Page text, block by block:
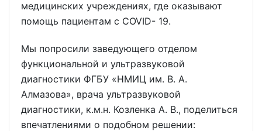
медицинских учреждениях, где оказывают
помощь пациентам с COVID- 19.
Мы попросили заведующего отделом
функциональной и ультразвуковой
диагностики ФГБУ «НМИЦ им. В. А.
Алмазова», врача ультразвуковой
диагностики, к.м.н. Козленка А. В., поделиться
впечатлениями о подобном решении: